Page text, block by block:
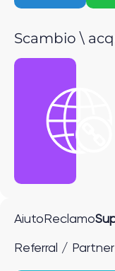
Scambio \
Aiuto Reclamo
Referral / Partner